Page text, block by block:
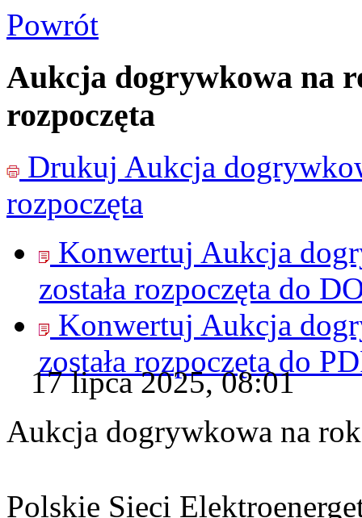
Powrót
Aukcja dogrywkowa na
rozpoczęta
Drukuj Aukcja
rozpoczęta
Konwertuj Aukcja
została rozpoczęta do
Konwertuj Aukcja
została rozpoczęta do
17 lipca 2025, 08:01
Aukcja dogrywkowa na rok
Polskie Sieci